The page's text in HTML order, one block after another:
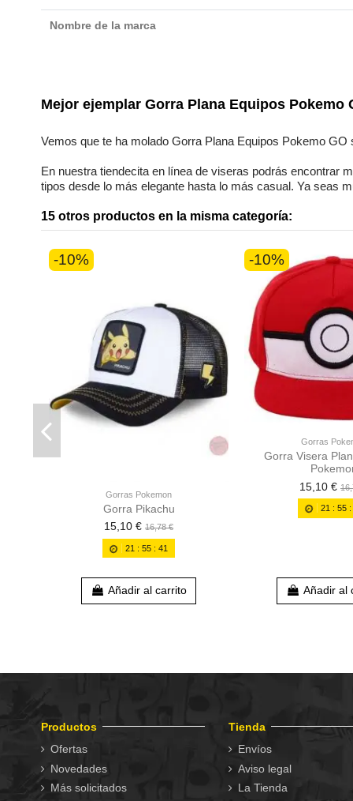
Nombre de la marca
Mejor ejemplar Gorra Plana Equipos Pokemo
Vemos que te ha molado Gorra Plana Equipos Pokemo GO
En nuestratiendecita en líneade viseras podrás encontrar
tipos desde lo más elegante hasta lo más casual. Ya seas
15 otros productos en la misma categoría:
-10%
Gorras Pokemon
Gorra Pikachu
15,10 € 16,78 €
21 :55 :39
Añadir al carrito
-10%
Gorras
Gorra Visera
15,10 €
21 :55
Añadir al
Productos
Ofertas
Novedades
Más solicitados
Tienda
Envíos
Aviso legal
La Tienda